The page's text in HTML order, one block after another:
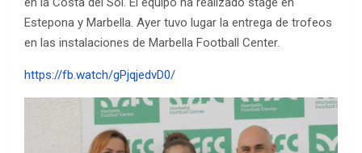
Estepona y Marbella. Ayer tuvo lugar la entrega de trofeos
en las instalaciones de Marbella Football Center.
https://fb.watch/gPjqjedvD0/